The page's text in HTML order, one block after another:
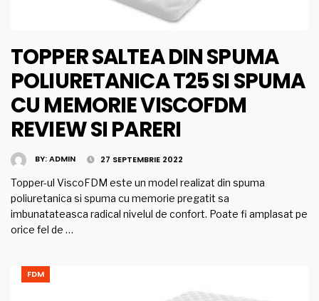
TOPPER SALTEA DIN SPUMA
POLIURETANICA T25 SI SPUMA
CU MEMORIE VISCOFDM
REVIEW SI PARERI
BY:ADMIN 27 SEPTEMBRIE 2022
Topper-ul ViscoFDM este un model realizat din spuma
poliuretanica si spuma cu memorie pregatit sa
imbunatateasca radical nivelul de confort. Poate fi amplasat pe
orice fel de …
FDM